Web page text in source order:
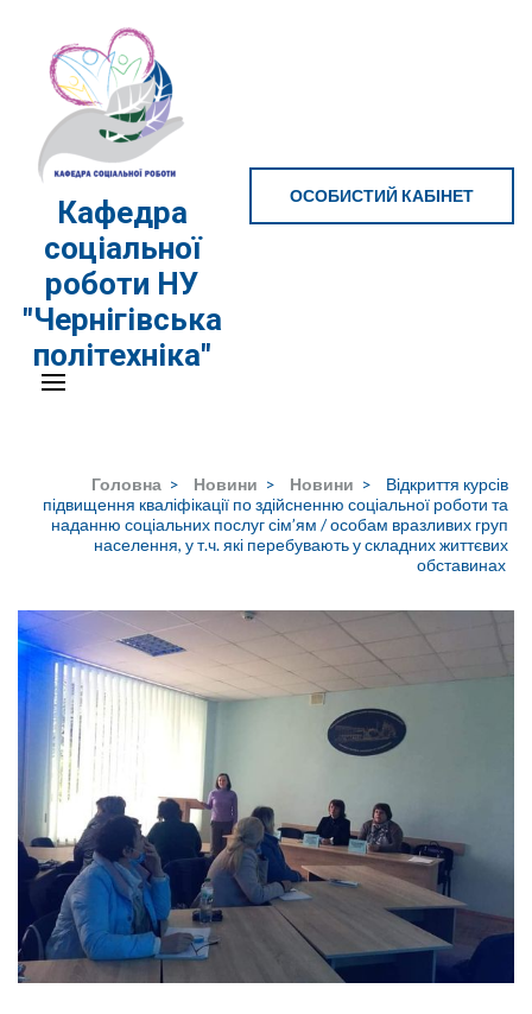
вмісту
(натисніть
Enter)
Кафедра
соціальної
роботи НУ
"Чернігівська
політехніка"
ОСОБИСТИЙ КАБІНЕТ
Головна > Новини > Новини >
Відкриття курсів
підвищення кваліфікації по здійсненню соціальної роботи та
наданню соціальних послуг сім’ям / особам вразливих груп
населення, у т.ч. які перебувають у складних життєвих
обставинах